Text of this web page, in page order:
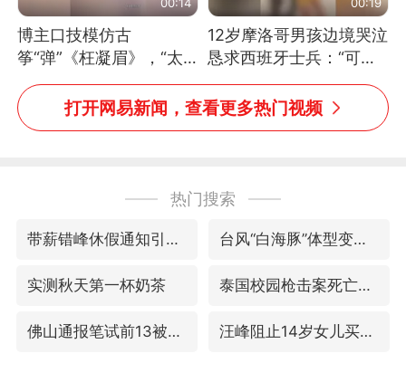
博主口技模仿古
筝“弹”《枉凝眉》，“太
像了～你是吃古筝长大的
吗？”“或将成为首位考级
不带古筝的选手。”（来
12岁摩洛哥男孩边境哭泣
恳求西班牙士兵：“可不
可以不要把我遣返回国”
打开网易新闻，查看更多热门视频
热门搜索
带薪错峰休假通知引争议 河南回应 台风“白海豚”体型变大！环流面积接近13个浙江那么大
实测秋天第一杯奶茶 泰国校园枪击案死亡人数升至7人
佛山通报笔试前13被淘汰后5名进体检 汪峰阻止14岁女儿买大牌